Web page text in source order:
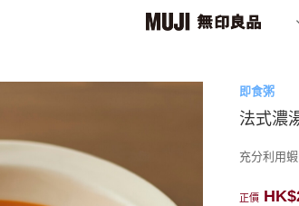
即食粥
法式濃
充分利用
正價